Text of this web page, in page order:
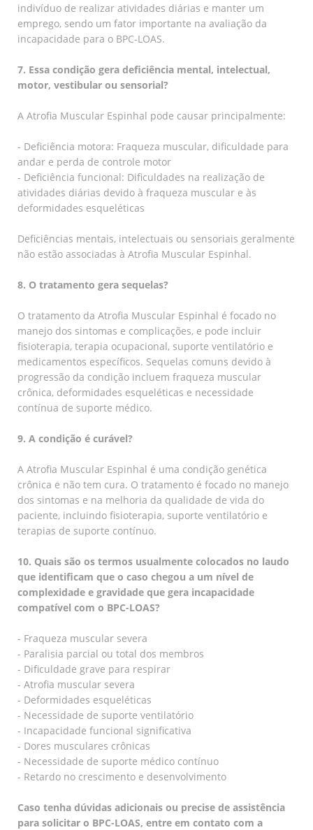
indivíduo de realizar atividades diárias e manter um
emprego, sendo um fator importante na avaliação da
incapacidade para o BPC-LOAS.
7. Essa condição gera deficiência mental, intelectual,
motor, vestibular ou sensorial?
A Atrofia Muscular Espinhal pode causar principalmente:
- Deficiência motora: Fraqueza muscular, dificuldade para
andar e perda de controle motor
- Deficiência funcional: Dificuldades na realização de
atividades diárias devido à fraqueza muscular e às
deformidades esqueléticas
Deficiências mentais, intelectuais ou sensoriais geralmente
não estão associadas à Atrofia Muscular Espinhal.
8. O tratamento gera sequelas?
O tratamento da Atrofia Muscular Espinhal é focado no
manejo dos sintomas e complicações, e pode incluir
fisioterapia, terapia ocupacional, suporte ventilatório e
medicamentos específicos. Sequelas comuns devido à
progressão da condição incluem fraqueza muscular
crônica, deformidades esqueléticas e necessidade
contínua de suporte médico.
9. A condição é curável?
A Atrofia Muscular Espinhal é uma condição genética
crônica e não tem cura. O tratamento é focado no manejo
dos sintomas e na melhoria da qualidade de vida do
paciente, incluindo fisioterapia, suporte ventilatório e
terapias de suporte contínuo.
10. Quais são os termos usualmente colocados no laudo
que identificam que o caso chegou a um nível de
complexidade e gravidade que gera incapacidade
compatível com o BPC-LOAS?
- Fraqueza muscular severa
- Paralisia parcial ou total dos membros
- Dificuldade grave para respirar
- Atrofia muscular severa
- Deformidades esqueléticas
- Necessidade de suporte ventilatório
- Incapacidade funcional significativa
- Dores musculares crônicas
- Necessidade de suporte médico contínuo
- Retardo no crescimento e desenvolvimento
Caso tenha dúvidas adicionais ou precise de assistência
para solicitar o BPC-LOAS, entre em contato com a